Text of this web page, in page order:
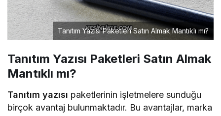
Tanıtım Yazısı Paketleri Satın Almak Mantıklı mı?
Tanıtım Yazısı Paketleri Satın Almak
Mantıklı mı?
Tanıtım yazısı paketlerinin işletmelere sunduğu
birçok avantaj bulunmaktadır. Bu avantajlar, marka